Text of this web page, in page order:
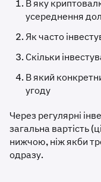
В яку
усереднення
Як часто
Скільки
В який
угоду
Через регулярні
загальна вартість
нижчою, ніж якби
одразу.